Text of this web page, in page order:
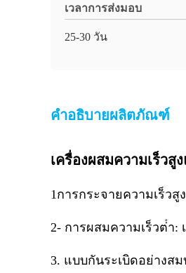
เวลาการส่งมอบ
25-30 วัน
คำอธิบายผลิตภัณฑ์
เครื่องผสมความเร็วสู
1การกระจายความเร็ว
2- การผสมความเร็วต่ํา:
3. แบบกันระเบิดอย่าง